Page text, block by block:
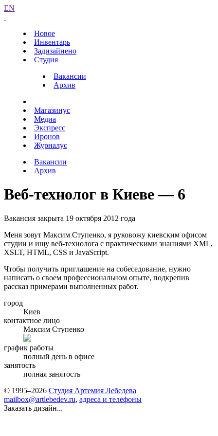
EN
Новое
Инвентарь
Задизайнено
Студия
Вакансии
Архив
Магазинус
Медиа
Экспресс
Иронов
Журналус
Вакансии
Архив
Веб-технолог в Киеве — 6
Вакансия закрыта 19 октября 2012 года
Меня зовут Максим Ступенко, я руковожу киевским офисом
студии и ищу веб-технолога с практическими знаниями XML,
XSLT, HTML, CSS и JavaScript.
Чтобы получить приглашение на собеседование, нужно
написать о своем профессиональном опыте, подкрепив
рассказ примерами выполненных работ.
город
Киев
контактное лицо
Максим Ступенко
график работы
полный день в офисе
занятость
полная занятость
© 1995–2026 Студия Артемия Лебедева
mailbox@artlebedev.ru, адреса и телефоны
Заказать дизайн...